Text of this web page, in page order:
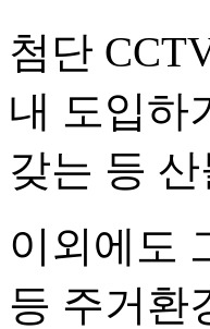
첨단
내 도입하
갖는 등
이외에도
등 주거환